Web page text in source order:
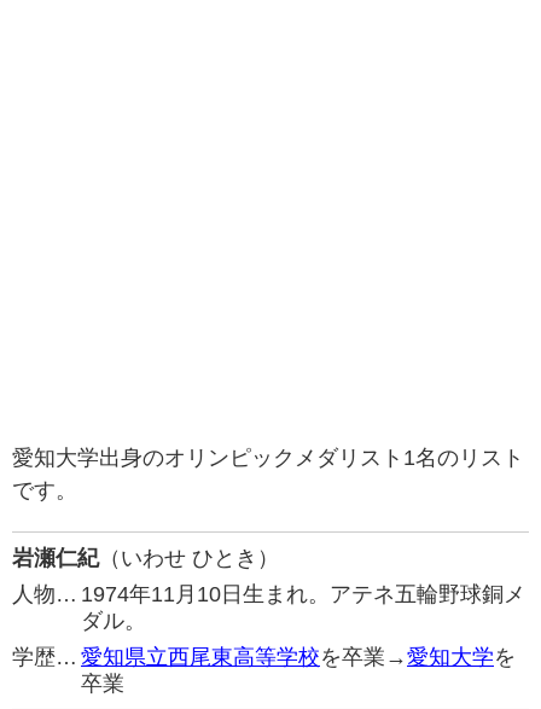
愛知大学出身のオリンピックメダリスト1名のリスト
です。
岩瀬仁紀（いわせ ひとき）
人物… 1974年11月10日生まれ。アテネ五輪野球銅メ
ダル。
学歴… 愛知県立西尾東高等学校を卒業→愛知大学を
卒業